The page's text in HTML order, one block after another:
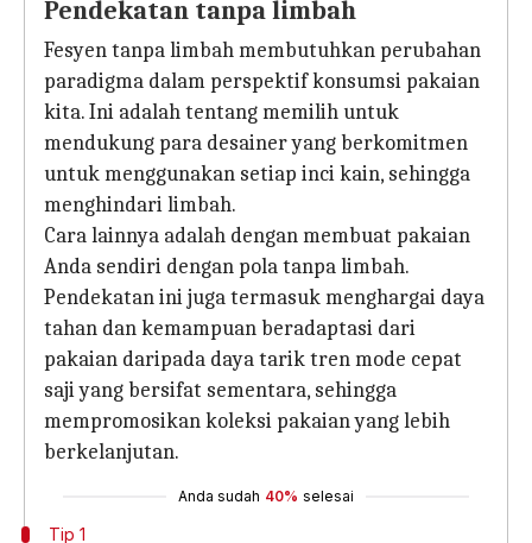
Pendekatan tanpa limbah
Fesyen tanpa limbah membutuhkan perubahan
paradigma dalam perspektif konsumsi pakaian
kita. Ini adalah tentang memilih untuk
mendukung para desainer yang berkomitmen
untuk menggunakan setiap inci kain, sehingga
menghindari limbah.
Cara lainnya adalah dengan membuat pakaian
Anda sendiri dengan pola tanpa limbah.
Pendekatan ini juga termasuk menghargai daya
tahan dan kemampuan beradaptasi dari
pakaian daripada daya tarik tren mode cepat
saji yang bersifat sementara, sehingga
mempromosikan koleksi pakaian yang lebih
berkelanjutan.
Anda sudah 40% selesai
Tip 1